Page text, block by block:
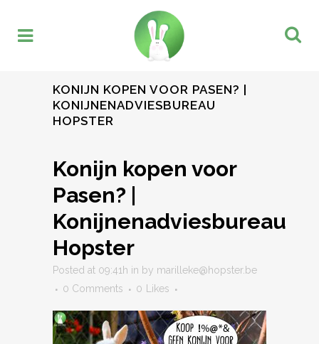
KONIJN KOPEN VOOR PASEN? |
KONIJNENADVIESBUREAU
HOPSTER
Konijn kopen voor
Pasen? |
Konijnenadviesbureau
Hopster
Posted at 09:41h in by marilleke@hopster.be
0 Comments
0 Likes